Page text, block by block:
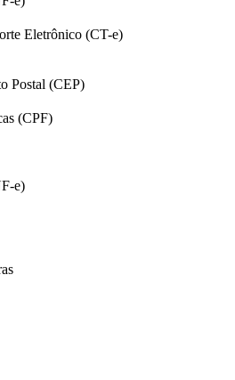
Eletrônico (CT-e)
Postal (CEP)
(CPF)
e)